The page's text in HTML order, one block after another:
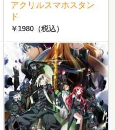
アクリルスマホスタン
ド
￥1980（税込）